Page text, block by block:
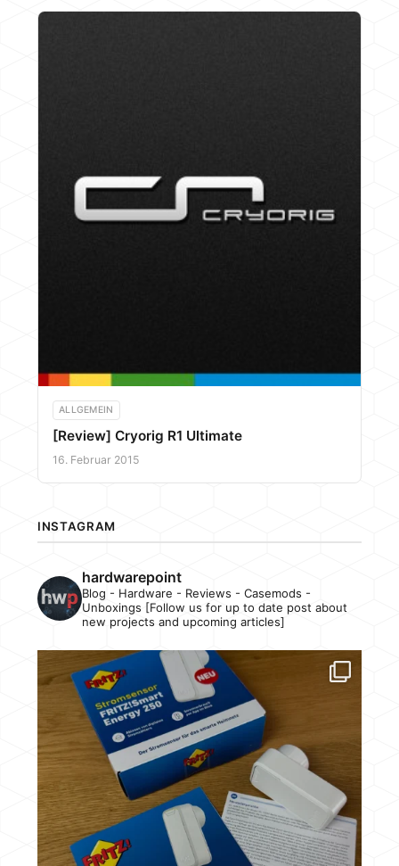
ALLGEMEIN
[Review] Cryorig R1 Ultimate
16. Februar 2015
INSTAGRAM
hardwarepoint
Blog - Hardware - Reviews - Casemods -
Unboxings [Follow us for up to date post about
new projects and upcoming articles]